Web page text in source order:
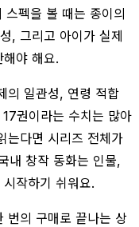
펙을 볼 때는 종이의
, 그리고 아이가 실제
야 해요.
의 일관성, 연령 적합
권이라는 수치는 많아
는다면 시리즈 전체가
내 창작 동화는 인물,
작하기 쉬워요.
번의 구매로 끝나는 상